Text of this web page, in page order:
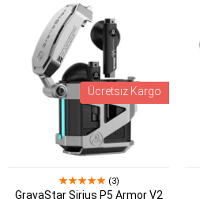
Ücretsiz Kargo
(3)
GravaStar Sirius P5 Armor V2